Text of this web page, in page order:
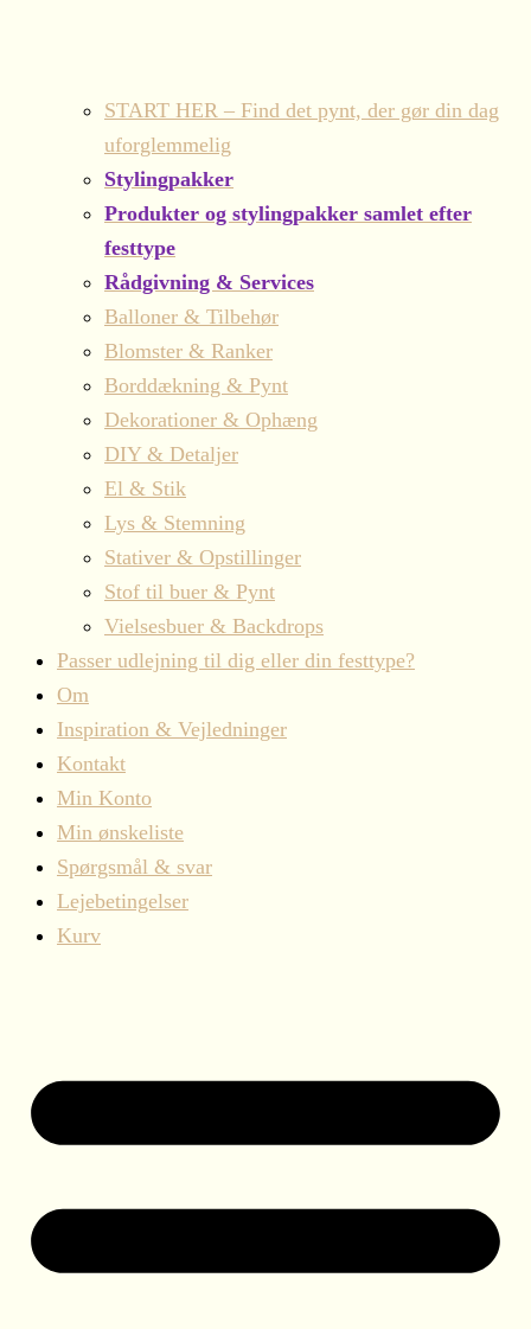
START HER – Find det pynt, der gør din dag
uforglemmelig
Stylingpakker
Produkter og stylingpakker samlet efter
festtype
Rådgivning & Services
Balloner & Tilbehør
Blomster & Ranker
Borddækning & Pynt
Dekorationer & Ophæng
DIY & Detaljer
El & Stik
Lys & Stemning
Stativer & Opstillinger
Stof til buer & Pynt
Vielsesbuer & Backdrops
Passer udlejning til dig eller din festtype?
Om
Inspiration & Vejledninger
Kontakt
Min Konto
Min ønskeliste
Spørgsmål & svar
Lejebetingelser
Kurv